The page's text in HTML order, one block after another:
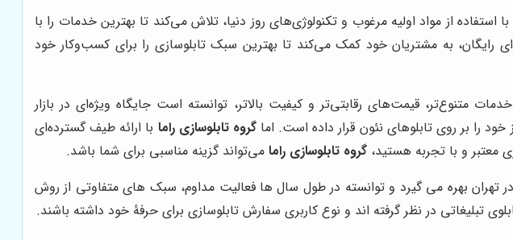
از مواد اولیه مرغوب و تکنولوژی‌های روز دنیا، تلاش می‌کند تا بهترین خدمات را با
رایگان، به مشتریان خود کمک می‌کند تا بهترین سبک تابلوسازی را برای کسب‌وکار خود
خدمات متنوع‌تر، قیمت‌های رقابتی‌تر و کیفیت بالاتر، توانسته است جایگاه ویژه‌ای در بازار
خود را بر روی تابلوهای نئون قرار داده است. اماگروه تابلوسازی راما با ارائه طیف گسترده‌ای
معتبر و با تجربه هستید، گروه تابلوسازی رامامی‌تواند گزینه مناسبی برای شما باشد.
در تهران بهره می گیرد و توانسته در طول سال ها فعالیت مداوم، سبک های متفاوتی از روش
تبلیغاتی در نظر گرفته اند و نوع کاربری سفارش تابلوسازی برای حرفۀ خود داشته باشند.